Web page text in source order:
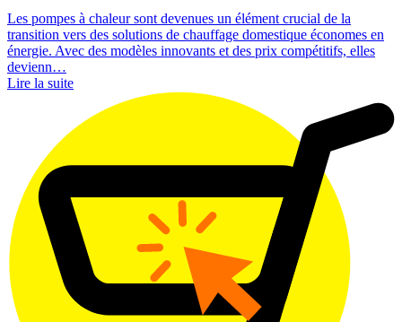
Les pompes à chaleur sont devenues un élément crucial de la
transition vers des solutions de chauffage domestique économes en
énergie. Avec des modèles innovants et des prix compétitifs, elles
devienn…
Lire la suite